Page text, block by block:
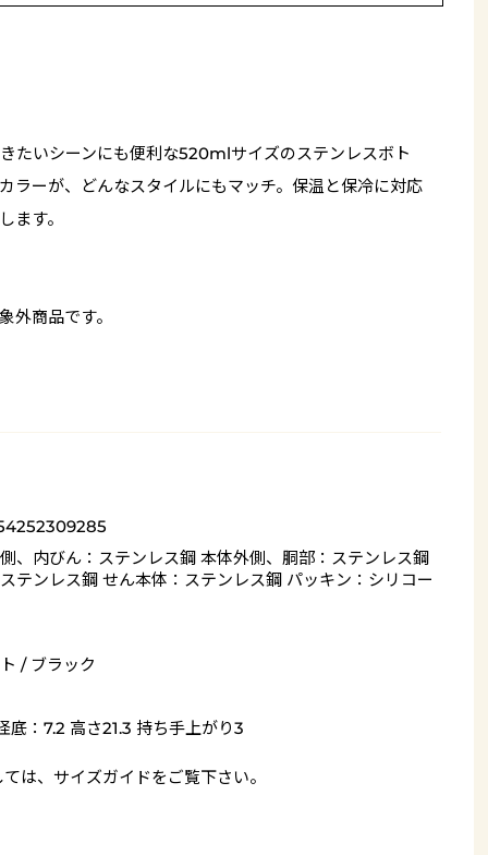
たいシーンにも便利な520mlサイズのステンレスボト
ラーが、どんなスタイルにもマッチ。保温と保冷に対応
ます。
外商品です。
、内びん：ステンレス鋼 本体外側、胴部：ステンレス鋼
テンレス鋼 せん本体：ステンレス鋼 パッキン：シリコー
/ ブラック
底：7.2 高さ21.3 持ち手上がり3
は、 サイズガイドをご覧下さい。